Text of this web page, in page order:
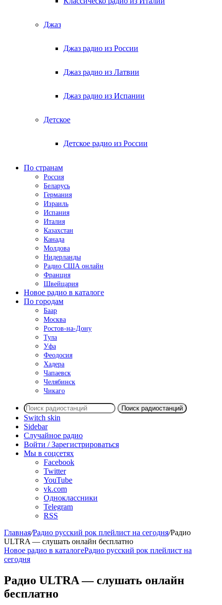
Джаз
Джаз радио из России
Джаз радио из Латвии
Джаз радио из Испании
Детское
Детское радио из России
По странам
Россия
Беларусь
Германия
Израиль
Испания
Италия
Казахстан
Канада
Молдова
Нидерланды
Радио США онлайн
Франция
Швейцария
Новое радио в каталоге
По городам
Баар
Москва
Ростов-на-Дону
Тула
Уфа
Феодосия
Хадера
Чапаевск
Челябинск
Чикаго
Поиск радиостанций
Switch skin
Sidebar
Случайное радио
Войти / Зарегистрироваться
Мы в соцсетях
Facebook
Twitter
YouTube
vk.com
Одноклассники
Telegram
RSS
Главная/Радио русский рок плейлист на сегодня/Радио
ULTRA — слушать онлайн бесплатно
Новое радио в каталогеРадио русский рок плейлист на
сегодня
Радио ULTRA — слушать онлайн
бесплатно